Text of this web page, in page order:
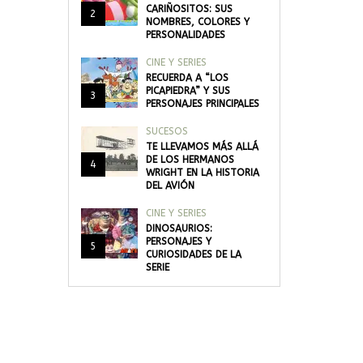
2
CARIÑOSITOS: SUS
NOMBRES, COLORES Y
PERSONALIDADES
3
CINE Y SERIES
RECUERDA A “LOS
PICAPIEDRA” Y SUS
PERSONAJES PRINCIPALES
4
SUCESOS
TE LLEVAMOS MÁS ALLÁ
DE LOS HERMANOS
WRIGHT EN LA HISTORIA
DEL AVIÓN
5
CINE Y SERIES
DINOSAURIOS:
PERSONAJES Y
CURIOSIDADES DE LA
SERIE